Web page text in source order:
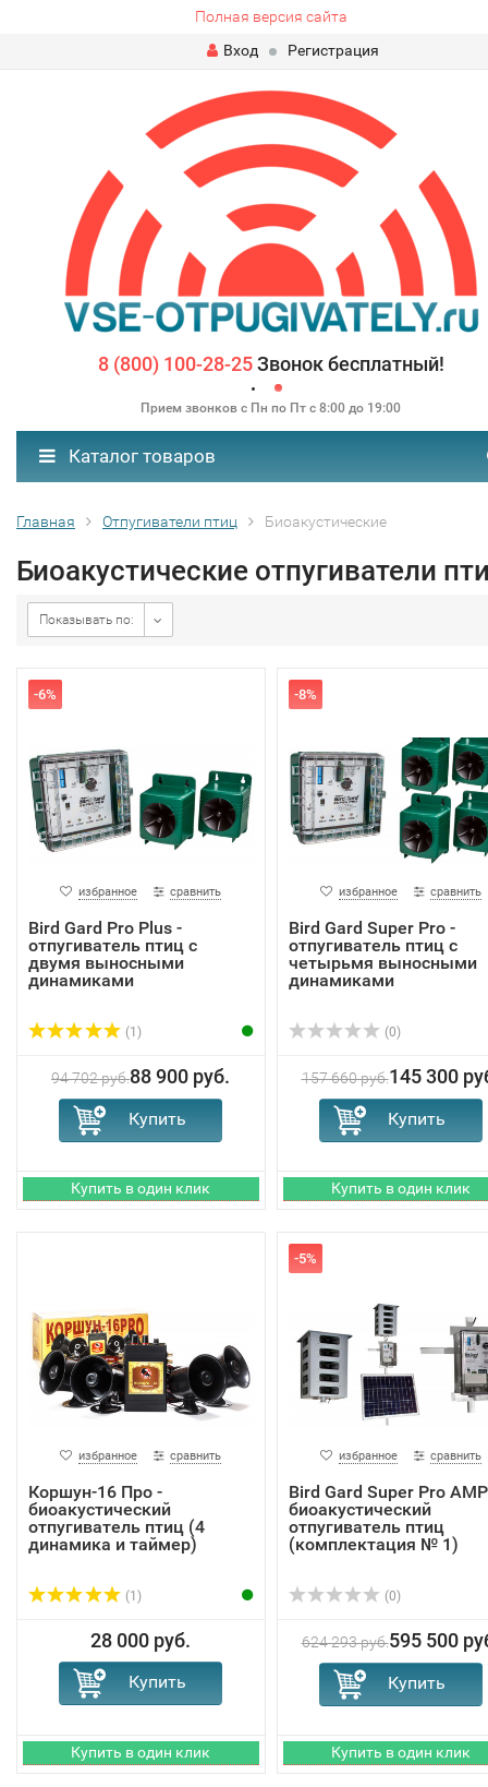
Полная версия сайта
Вход
Регистрация
8 (800) 100-28-25Звонок бесплатный!
Прием звонков с Пн по Пт с 8:00 до 19:00
Каталог товаров
Главная Отпугиватели птиц Биоакустические
Биоакустические отпугиватели
Показывать по:
-6%
избранное сравнить
Bird Gard Pro Plus -
отпугиватель птиц с
двумя выносными
динамиками
(1)
94 702 руб.88 900 руб.
-8%
избранное сравнить
Bird Gard Super Pro -
отпугиватель птиц с
четырьмя выносными
динамиками
(0)
157 660 руб.145 300
избранное сравнить
Коршун-16 Про -
биоакустический
отпугиватель птиц (4
динамика и таймер)
(1)
28 000 руб.
-5%
избранное сравнить
Bird Gard Super Pro
биоакустический
отпугиватель птиц
(комплектация № 1)
(0)
624 293 руб.595 500